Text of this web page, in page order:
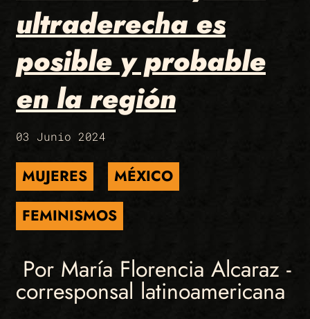
ultraderecha es
posible y probable
en la región
03 Junio 2024
MUJERES
MÉXICO
FEMINISMOS
Por María Florencia Alcaraz -
corresponsal latinoamericana